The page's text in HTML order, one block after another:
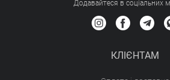
Додавайтеся в соціальних
КЛІЄНТАМ